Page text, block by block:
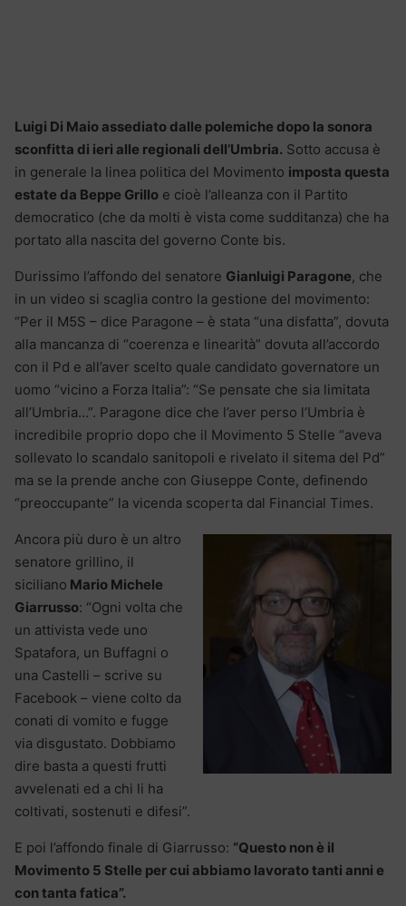
Luigi Di Maio assediato dalle polemiche dopo la sonora
sconfitta di ieri alle regionali dell’Umbria. Sotto accusa è
in generale la linea politica del Movimento imposta questa
estate da Beppe Grillo e cioè l’alleanza con il Partito
democratico (che da molti è vista come sudditanza) che ha
portato alla nascita del governo Conte bis.
Durissimo l’affondo del senatore Gianluigi Paragone, che
in un video si scaglia contro la gestione del movimento:
“Per il M5S – dice Paragone – è stata “una disfatta”, dovuta
alla mancanza di “coerenza e linearità” dovuta all’accordo
con il Pd e all’aver scelto quale candidato governatore un
uomo “vicino a Forza Italia”: “Se pensate che sia limitata
all’Umbria…”. Paragone dice che l’aver perso l’Umbria è
incredibile proprio dopo che il Movimento 5 Stelle “aveva
sollevato lo scandalo sanitopoli e rivelato il sitema del Pd”
ma se la prende anche con Giuseppe Conte, definendo
“preoccupante” la vicenda scoperta dal Financial Times.
Ancora più duro è un altro
senatore grillino, il
siciliano Mario Michele
Giarrusso: “Ogni volta che
un attivista vede uno
Spatafora, un Buffagni o
una Castelli – scrive su
Facebook – viene colto da
conati di vomito e fugge
via disgustato. Dobbiamo
dire basta a questi frutti
avvelenati ed a chi li ha
coltivati, sostenuti e difesi”.
E poi l’affondo finale di Giarrusso: “Questo non è il
Movimento 5 Stelle per cui abbiamo lavorato tanti anni e
con tanta fatica”.